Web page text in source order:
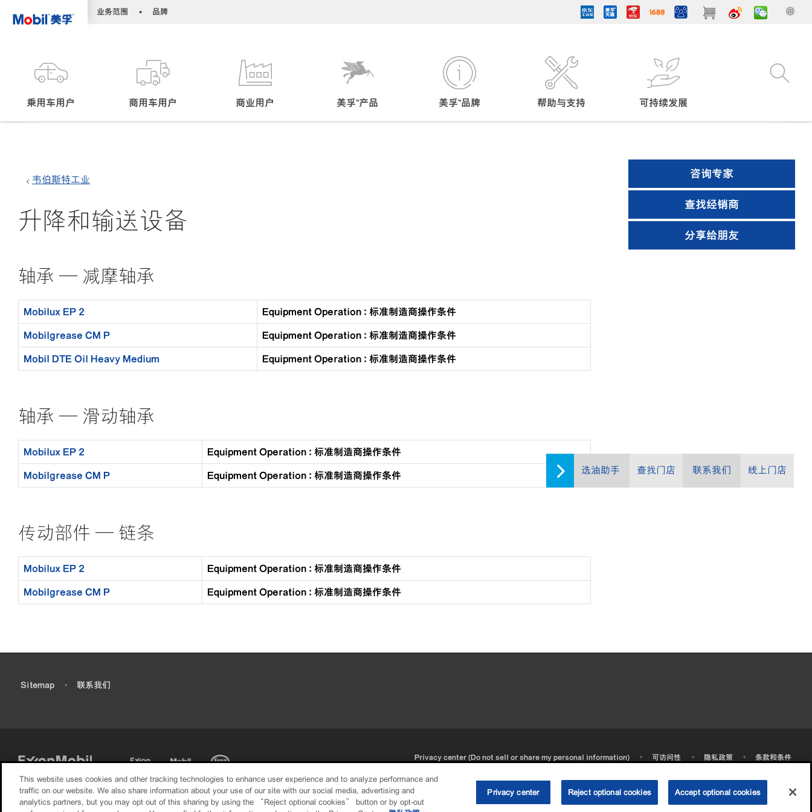
业务范围 • 品牌
乘用车用户 商用车用户 商业用户 美孚™产品 美孚™品牌 帮助与支持 可持续发展
选油助手 查找门店 联系我们 线上门店
韦伯斯特工业
升降和输送设备
轴承 — 减摩轴承
Mobilux EP 2 Equipment Operation : 标准制造商操作条件
Mobilgrease CM P Equipment Operation : 标准制造商操作条件
Mobil DTE Oil Heavy Medium Equipment Operation : 标准制造商操作条件
轴承 — 滑动轴承
Mobilux EP 2 Equipment Operation : 标准制造商操作条件
Mobilgrease CM P Equipment Operation : 标准制造商操作条件
传动部件 — 链条
Mobilux EP 2 Equipment Operation : 标准制造商操作条件
Mobilgrease CM P Equipment Operation : 标准制造商操作条件
咨询专家
查找经销商
分享给朋友
Sitemap • 联系我们
Privacy center (Do not sell or share my personal information) • 可访问性 • 隐私政策 •
条款和条件
This website uses cookies and other tracking technologies to enhance user experience and to analyze performance and
traffic on our website. We also share information about your use of our site with our social media, advertising and
analytics partners, but you may opt out of this sharing by using the “Reject optional cookies” button or by opt-out
Privacy center Reject optional cookies Accept optional cookies